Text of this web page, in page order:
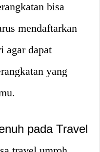
bisa
mendaftarkan
agar dapat
yang
pada Travel